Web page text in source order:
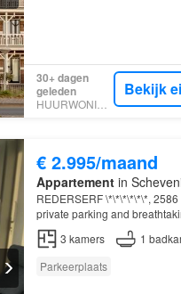
30+ dagen
geleden
HUURWONINGEN
Bekijk
€ 2.995/maand
Appartementin
REDERSERF \*\*\*\*\*\*,
private parking and
seaside district of Schev…
3 kamers 1
Parkeerplaats